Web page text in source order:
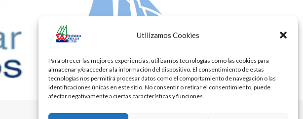
Utilizamos Cookies
Para ofrecer las mejores experiencias, utilizamos tecnologías como las cookies para
almacenar y/o acceder a la información del dispositivo. El consentimiento de estas
tecnologías nos permitirá procesar datos como el comportamiento de navegación o las
identificaciones únicas en este sitio. No consentir o retirar el consentimiento, puede
afectar negativamente a ciertas características y funciones.